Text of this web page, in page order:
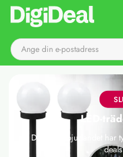
Till startsidan
LED-
Det här erbjudandet har